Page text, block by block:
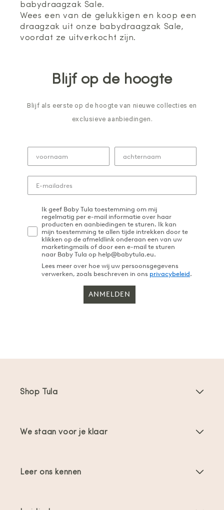
babydraagzak Sale.
Wees een van de gelukkigen en koop een
draagzak uit onze babydraagzak Sale,
voordat ze uitverkocht zijn.
Blijf op de hoogte
Blijf als eerste op de hoogte van nieuwe collecties en
exclusieve aanbiedingen.
Ik geef Baby Tula toestemming om mij
regelmatig per e-mail informatie over haar
producten en aanbiedingen te sturen. Ik kan
mijn toestemming te allen tijde intrekken door te
klikken op de afmeldlink onderaan een van uw
marketingmails of door een e-mail te sturen
naar Baby Tula op help@babytula.eu.
Lees meer over hoe wij uw persoonsgegevens
verwerken, zoals beschreven in ons privacybeleid.
ANMELDEN
Shop Tula
We staan voor je klaar
Leer ons kennen